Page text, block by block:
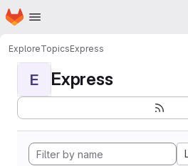
Skip to main content
Homepage
ExploreTopicsExpress
E Express